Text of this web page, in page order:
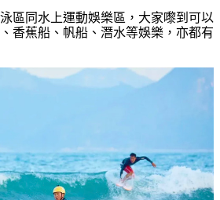
區同水上運動娛樂區，大家嚟到可以
香蕉船、帆船、潛水等娛樂，亦都有